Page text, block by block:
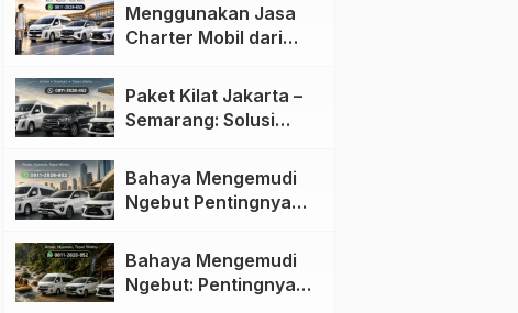
Menggunakan Jasa
Charter Mobil dari
Nyaman dan Fleksibel
Paket Kilat Jakarta –
Semarang: Solusi
Efisien
Bahaya Mengemudi
Ngebut Pentingnya
raya
Bahaya Mengemudi
Ngebut: Pentingnya